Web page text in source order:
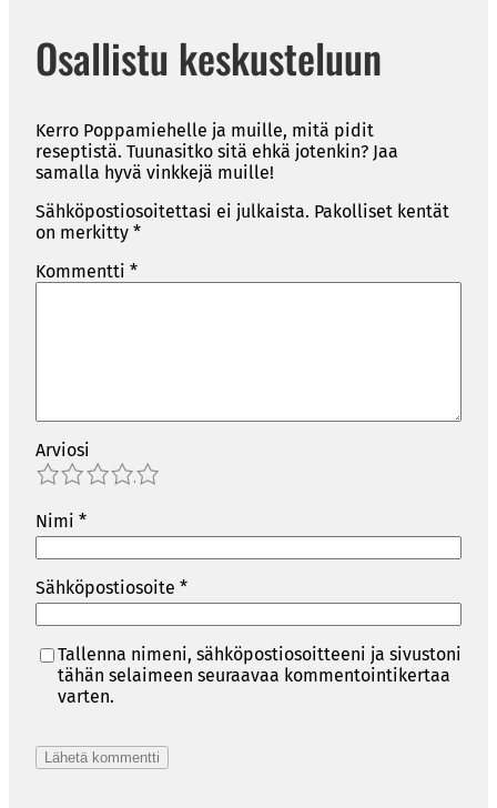
Osallistu keskusteluun
Kerro Poppamiehelle ja muille, mitä pidit
reseptistä. Tuunasitko sitä ehkä jotenkin? Jaa
samalla hyvä vinkkejä muille!
Sähköpostiosoitettasi ei julkaista. Pakolliset kentät
on merkitty *
Kommentti *
Arviosi
4
3
2
1
Nimi *
Sähköpostiosoite *
Tallenna nimeni, sähköpostiosoitteeni ja sivustoni
tähän selaimeen seuraavaa kommentointikertaa
varten.